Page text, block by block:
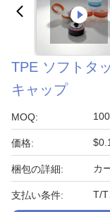
TPE ソフトタ
キャップ
MOQ:
価格:
梱包の詳細: カ
支払い条件: T/